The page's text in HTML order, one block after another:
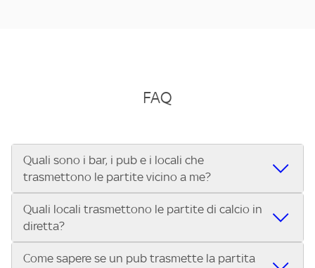
FAQ
Quali sono i bar, i pub e i locali che
trasmettono le partite vicino a me?
Se cerchi un bar, pub, ristorante o locale vicino a te per
vedere le partite di Serie A ENILIVE, la Serie C Sky Wifi, la
UEFA Champions League, la UEFA Europa League, la UEFA
Conference League, il Tennis, la Formula 1®, la MotoGP™ e
Quali locali trasmettono le partite di calcio in
diretta?
Vuoi sapere quali bar, pub o ristoranti mostrano le partite
Come sapere se un pub trasmette la partita